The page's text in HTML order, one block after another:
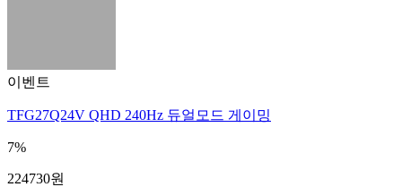
이벤트
TFG27Q24V QHD 240Hz 듀얼모드 게이밍
7%
224730원